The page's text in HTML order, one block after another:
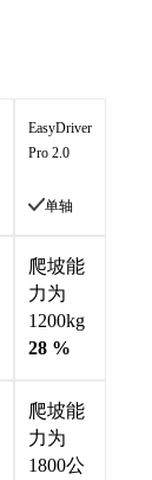
EasyDriver
Pro 2.0
单轴
爬坡能
力为
1200kg
28 %
爬坡能
力为
1800公